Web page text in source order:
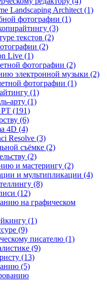
Landscaping Architect (1)
фотографии (1)
(3)
текстов (2)
(2)
Live (1)
фотографии (2)
электронной музыки (2)
фотографии (1)
(1)
арту (1)
(191)
(6)
4D (4)
Resolve (3)
съёмке (2)
(2)
и мастерингу (2)
и мультипликации (4)
(8)
(12)
на графическом
(1)
(9)
писателю (1)
(9)
(13)
(5)